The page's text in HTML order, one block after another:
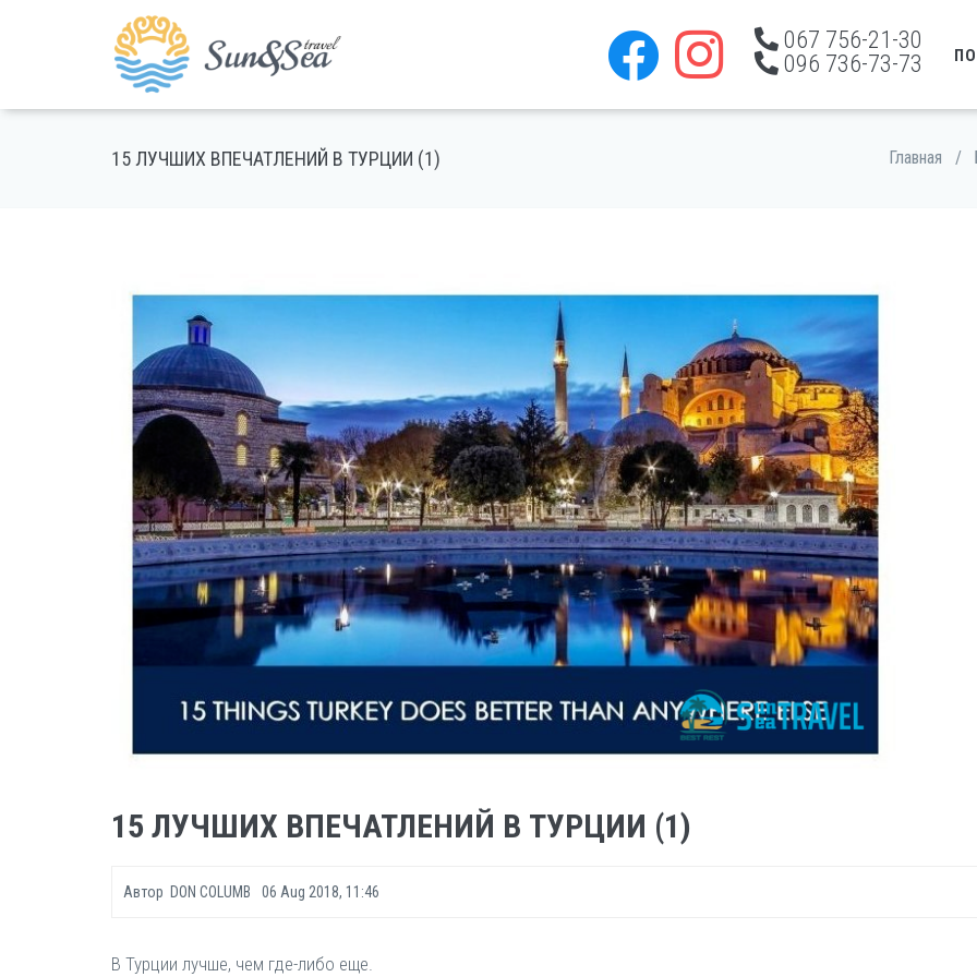
067 756-21-30
096 736-73-73
15 ЛУЧШИХ ВПЕЧАТЛЕНИЙ В ТУРЦИИ (1) Главная /
15 ЛУЧШИХ ВПЕЧАТЛЕНИЙ В ТУРЦИИ (1)
Автор DON COLUMB 06 Aug 2018, 11:46
В Турции лучше, чем где-либо еще.